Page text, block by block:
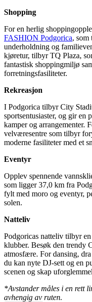
Shopping
For en herlig
FASHION Podgorica, som
underholdning og
kjøretur, tilbyr TQ Plaza,
fantastisk shoppingmiljø
forretningsfasiliteter.
Rekreasjon
I Podgorica tilbyr City
sportsentusiaster, og gir en
kamper og arrangementer.
velværesentre som tilbyr
moderne fasiliteter med et
Eventyr
Opplev spennende
som ligger 37,0 km fra
fylt med moro og eventyr,
solen.
Natteliv
Podgoricas natteliv tilbyr
klubber. Besøk den trendy
atmosfære. For dansing,
du kan nyte DJ-sett og en
scenen og skap
*Avstander måles i en rett
avhengig av ruten.